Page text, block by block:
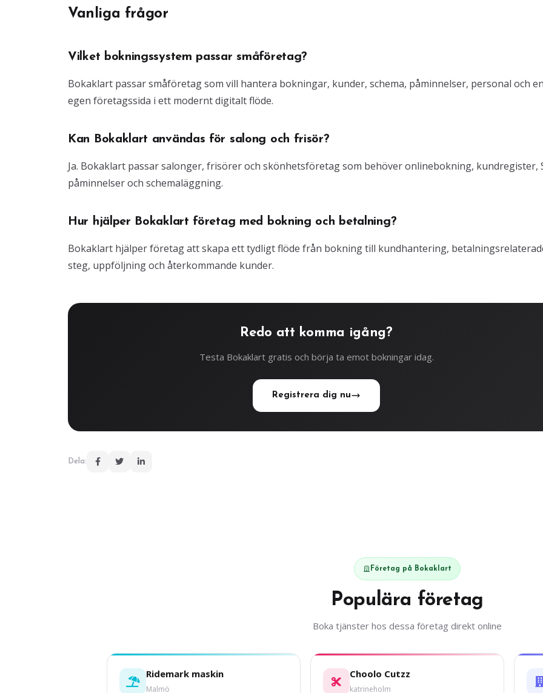
Vanliga frågor
Vilket bokningssystem passar småföretag?
Bokaklart passar småföretag som vill hantera bokningar, kunder, schema, påminnelser, personal och
egen företagssida i ett modernt digitalt flöde.
Kan Bokaklart användas för salong och frisör?
Ja. Bokaklart passar salonger, frisörer och skönhetsföretag som behöver onlinebokning, kundregister,
påminnelser och schemaläggning.
Hur hjälper Bokaklart företag med bokning och betalning?
Bokaklart hjälper företag att skapa ett tydligt flöde från bokning till kundhantering,
steg, uppföljning och återkommande kunder.
Redo att komma igång?
Testa Bokaklart gratis och börja ta emot bokningar idag.
Registrera dig nu
Dela:
Företag på Bokaklart
Populära företag
Boka tjänster hos dessa företag direkt online
Ridemark maskin
Malmö
Choolo Cutzz
katrineholm